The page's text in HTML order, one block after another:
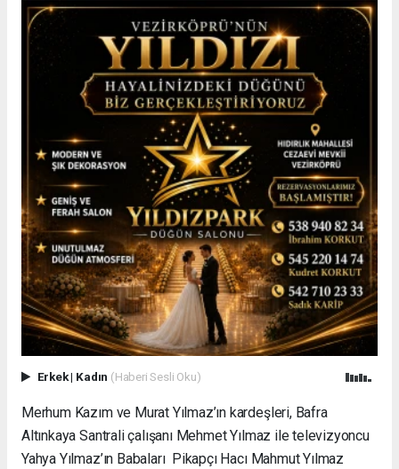
Erkek| Kadın (Haberi Sesli Oku)
Merhum Kazım ve Murat Yılmaz’ın kardeşleri, Bafra
Altınkaya Santrali çalışanı Mehmet Yılmaz ile televizyoncu
Yahya Yılmaz’ın Babaları Pikapçı Hacı Mahmut Yılmaz